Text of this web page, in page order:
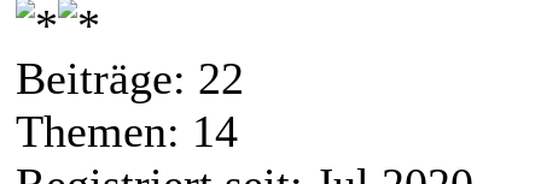
Beiträge: 22
Themen: 14